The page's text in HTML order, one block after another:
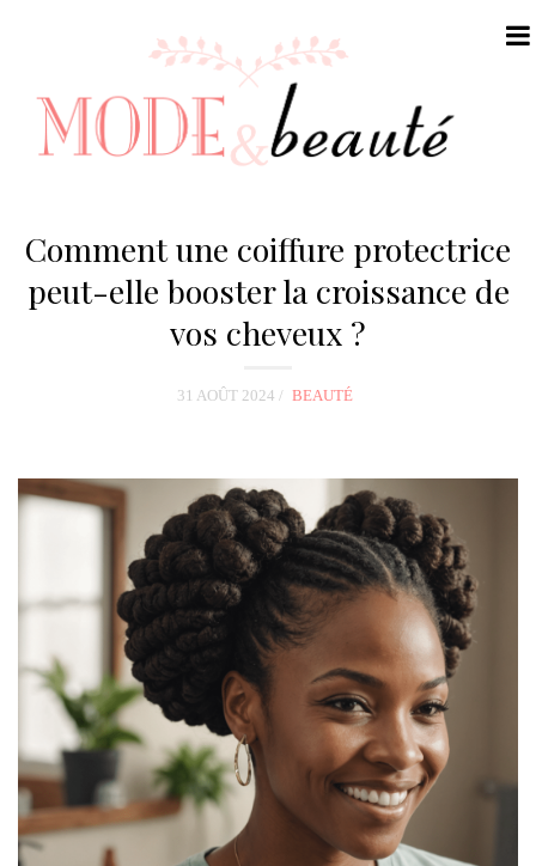
a
n
Comment une coiffure protectrice
peut-elle booster la croissance de
vos cheveux ?
31 AOÛT 2024 BEAUTÉ